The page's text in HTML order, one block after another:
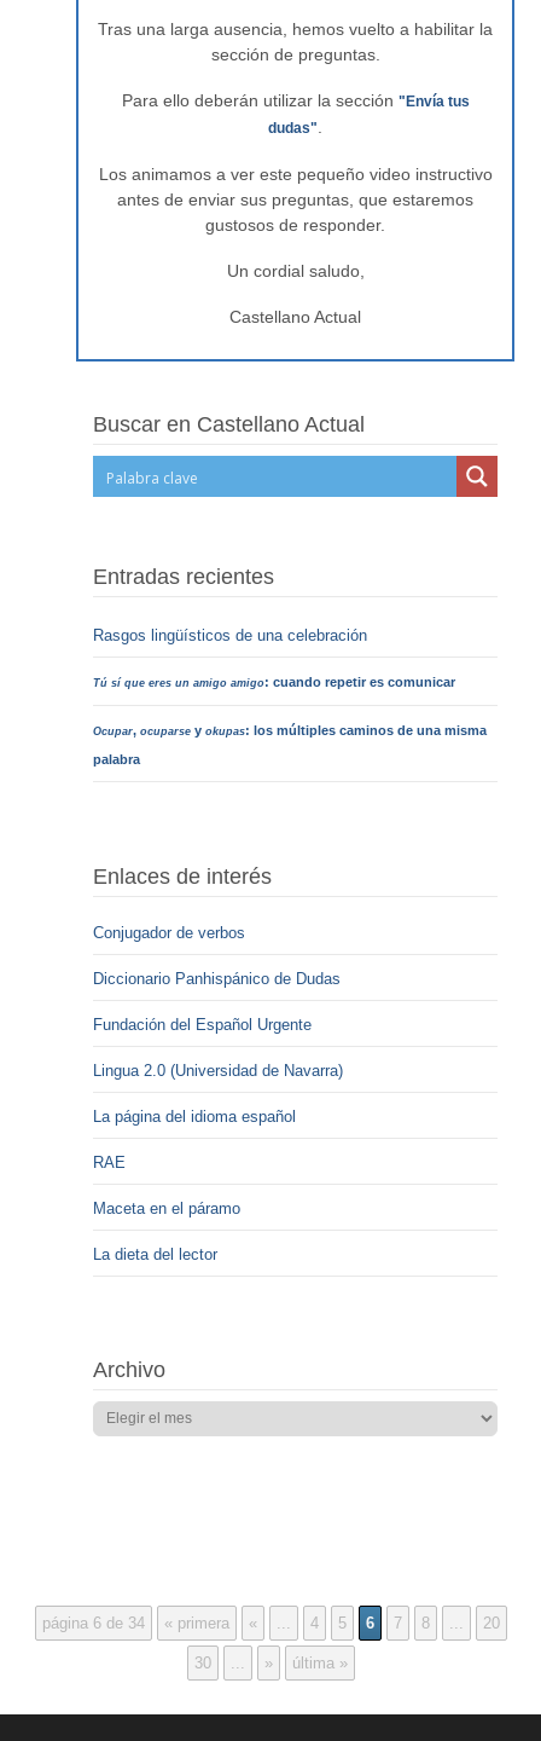
Tras una larga ausencia, hemos vuelto a habilitar la
sección de preguntas.
Para ello deberán utilizar la sección "Envía tus
dudas"
Los animamos a ver este pequeño video instructivo
antes de enviar sus preguntas, que estaremos
gustosos de responder.
Un cordial saludo,
Castellano Actual
Buscar en Castellano Actual
Entradas recientes
Rasgos lingüísticos de una celebración
Tú sí que eres un amigo amigo: cuando repetir es comunicar
Ocupar,ocuparse yokupas: los múltiples caminos de una misma
palabra
Enlaces de interés
Conjugador de verbos
Diccionario Panhispánico de Dudas
Fundación del Español Urgente
Lingua 2.0 (Universidad de Navarra)
La página del idioma español
RAE
Maceta en el páramo
La dieta del lector
Archivo
página 6 de 34 « primera « ... 4 5 6 7 8 ... 20
30 ... » última »